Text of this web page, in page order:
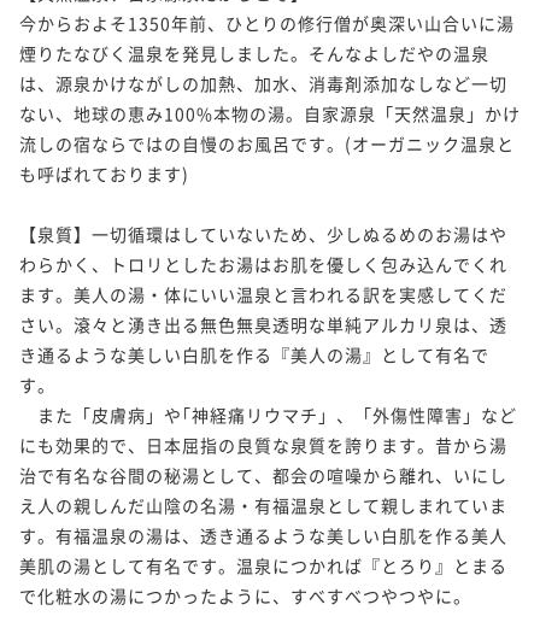
今からおよそ1350年前、ひとりの修行僧が奥深い山合いに湯
煙りたなびく温泉を発見しました。そんなよしだやの温泉
は、源泉かけながしの加熱、加水、消毒剤添加なしなど一切
ない、地球の恵み100%本物の湯。自家源泉「天然温泉」かけ
流しの宿ならではの自慢のお風呂です。(オーガニック温泉と
も呼ばれております)
【泉質】一切循環はしていないため、少しぬるめのお湯はや
わらかく、トロリとしたお湯はお肌を優しく包み込んでくれ
ます。美人の湯・体にいい温泉と言われる訳を実感してくだ
さい。滾々と湧き出る無色無臭透明な単純アルカリ泉は、透
き通るような美しい白肌を作る『美人の湯』として有名で
す。
また「皮膚病」や｢神経痛リウマチ」、「外傷性障害」など
にも効果的で、日本屈指の良質な泉質を誇ります。昔から湯
治で有名な谷間の秘湯として、都会の喧噪から離れ、いにし
え人の親しんだ山陰の名湯・有福温泉として親しまれていま
す。有福温泉の湯は、透き通るような美しい白肌を作る美人
美肌の湯として有名です。温泉につかれば『とろり』とまる
で化粧水の湯につかったように、すべすべつやつやに。